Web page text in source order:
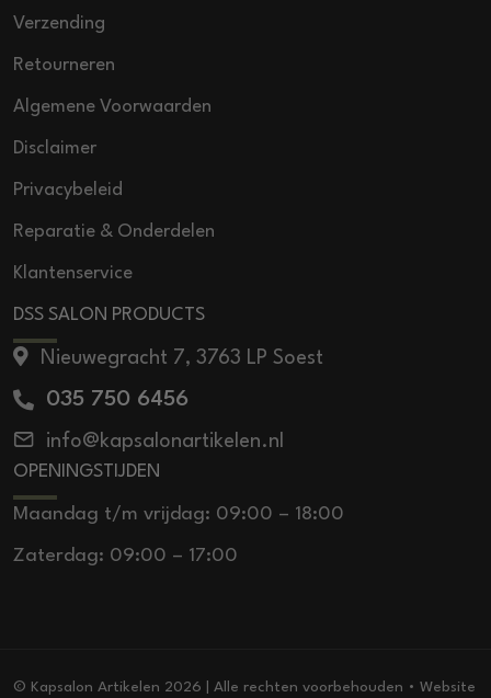
Verzending
Retourneren
Algemene Voorwaarden
Disclaimer
Privacybeleid
Reparatie & Onderdelen
Klantenservice
DSS SALON PRODUCTS
Nieuwegracht 7, 3763 LP Soest
035 750 6456
info@kapsalonartikelen.nl
OPENINGSTIJDEN
Maandag t/m vrijdag: 09:00 – 18:00
Zaterdag: 09:00 – 17:00
© Kapsalon Artikelen 2026 | Alle rechten voorbehouden • Website